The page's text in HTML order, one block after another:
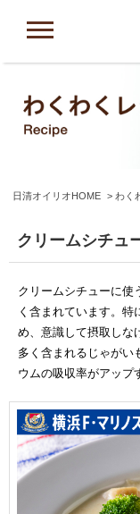
日清オイリオHOME わく
クリームシチュ
クリームシチューに使
く含まれています。特
め、意識して摂取しな
多く含まれるじゃがい
ウムの吸収率がアップ